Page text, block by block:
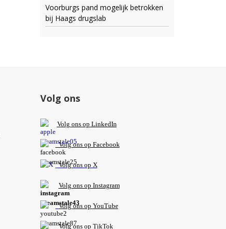
Voorburgs pand mogelijk betrokken
bij Haags drugslab
Volg ons
Volg ons op LinkedIn
Volg ons op Facebook
Volg ons op X
Volg ons op Instagram
Volgons op YouTube
Volg ons op TikTok